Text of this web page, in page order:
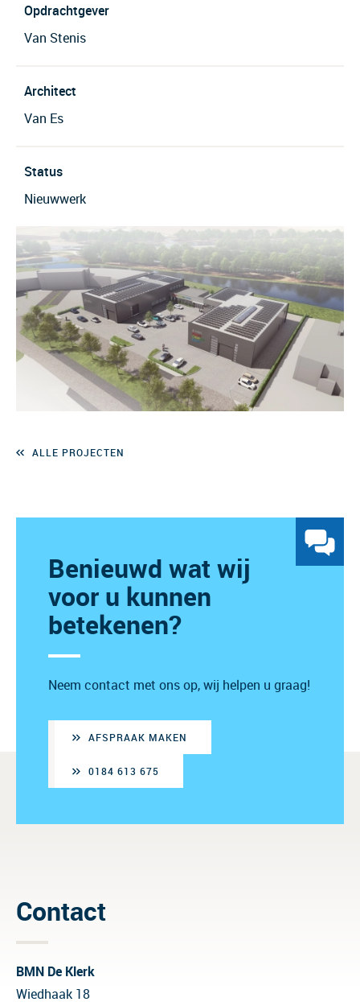
Opdrachtgever
Van Stenis
Architect
Van Es
Status
Nieuwwerk
ALLE PROJECTEN
Benieuwd wat wij
voor u kunnen
betekenen?
Neem contact met ons op, wij helpen u graag!
AFSPRAAK MAKEN
0184 613 675
Contact
BMN De Klerk
Wiedhaak 18